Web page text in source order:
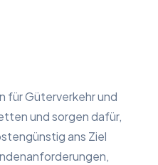
für Güterverkehr und
und sorgen dafür,
ans Ziel